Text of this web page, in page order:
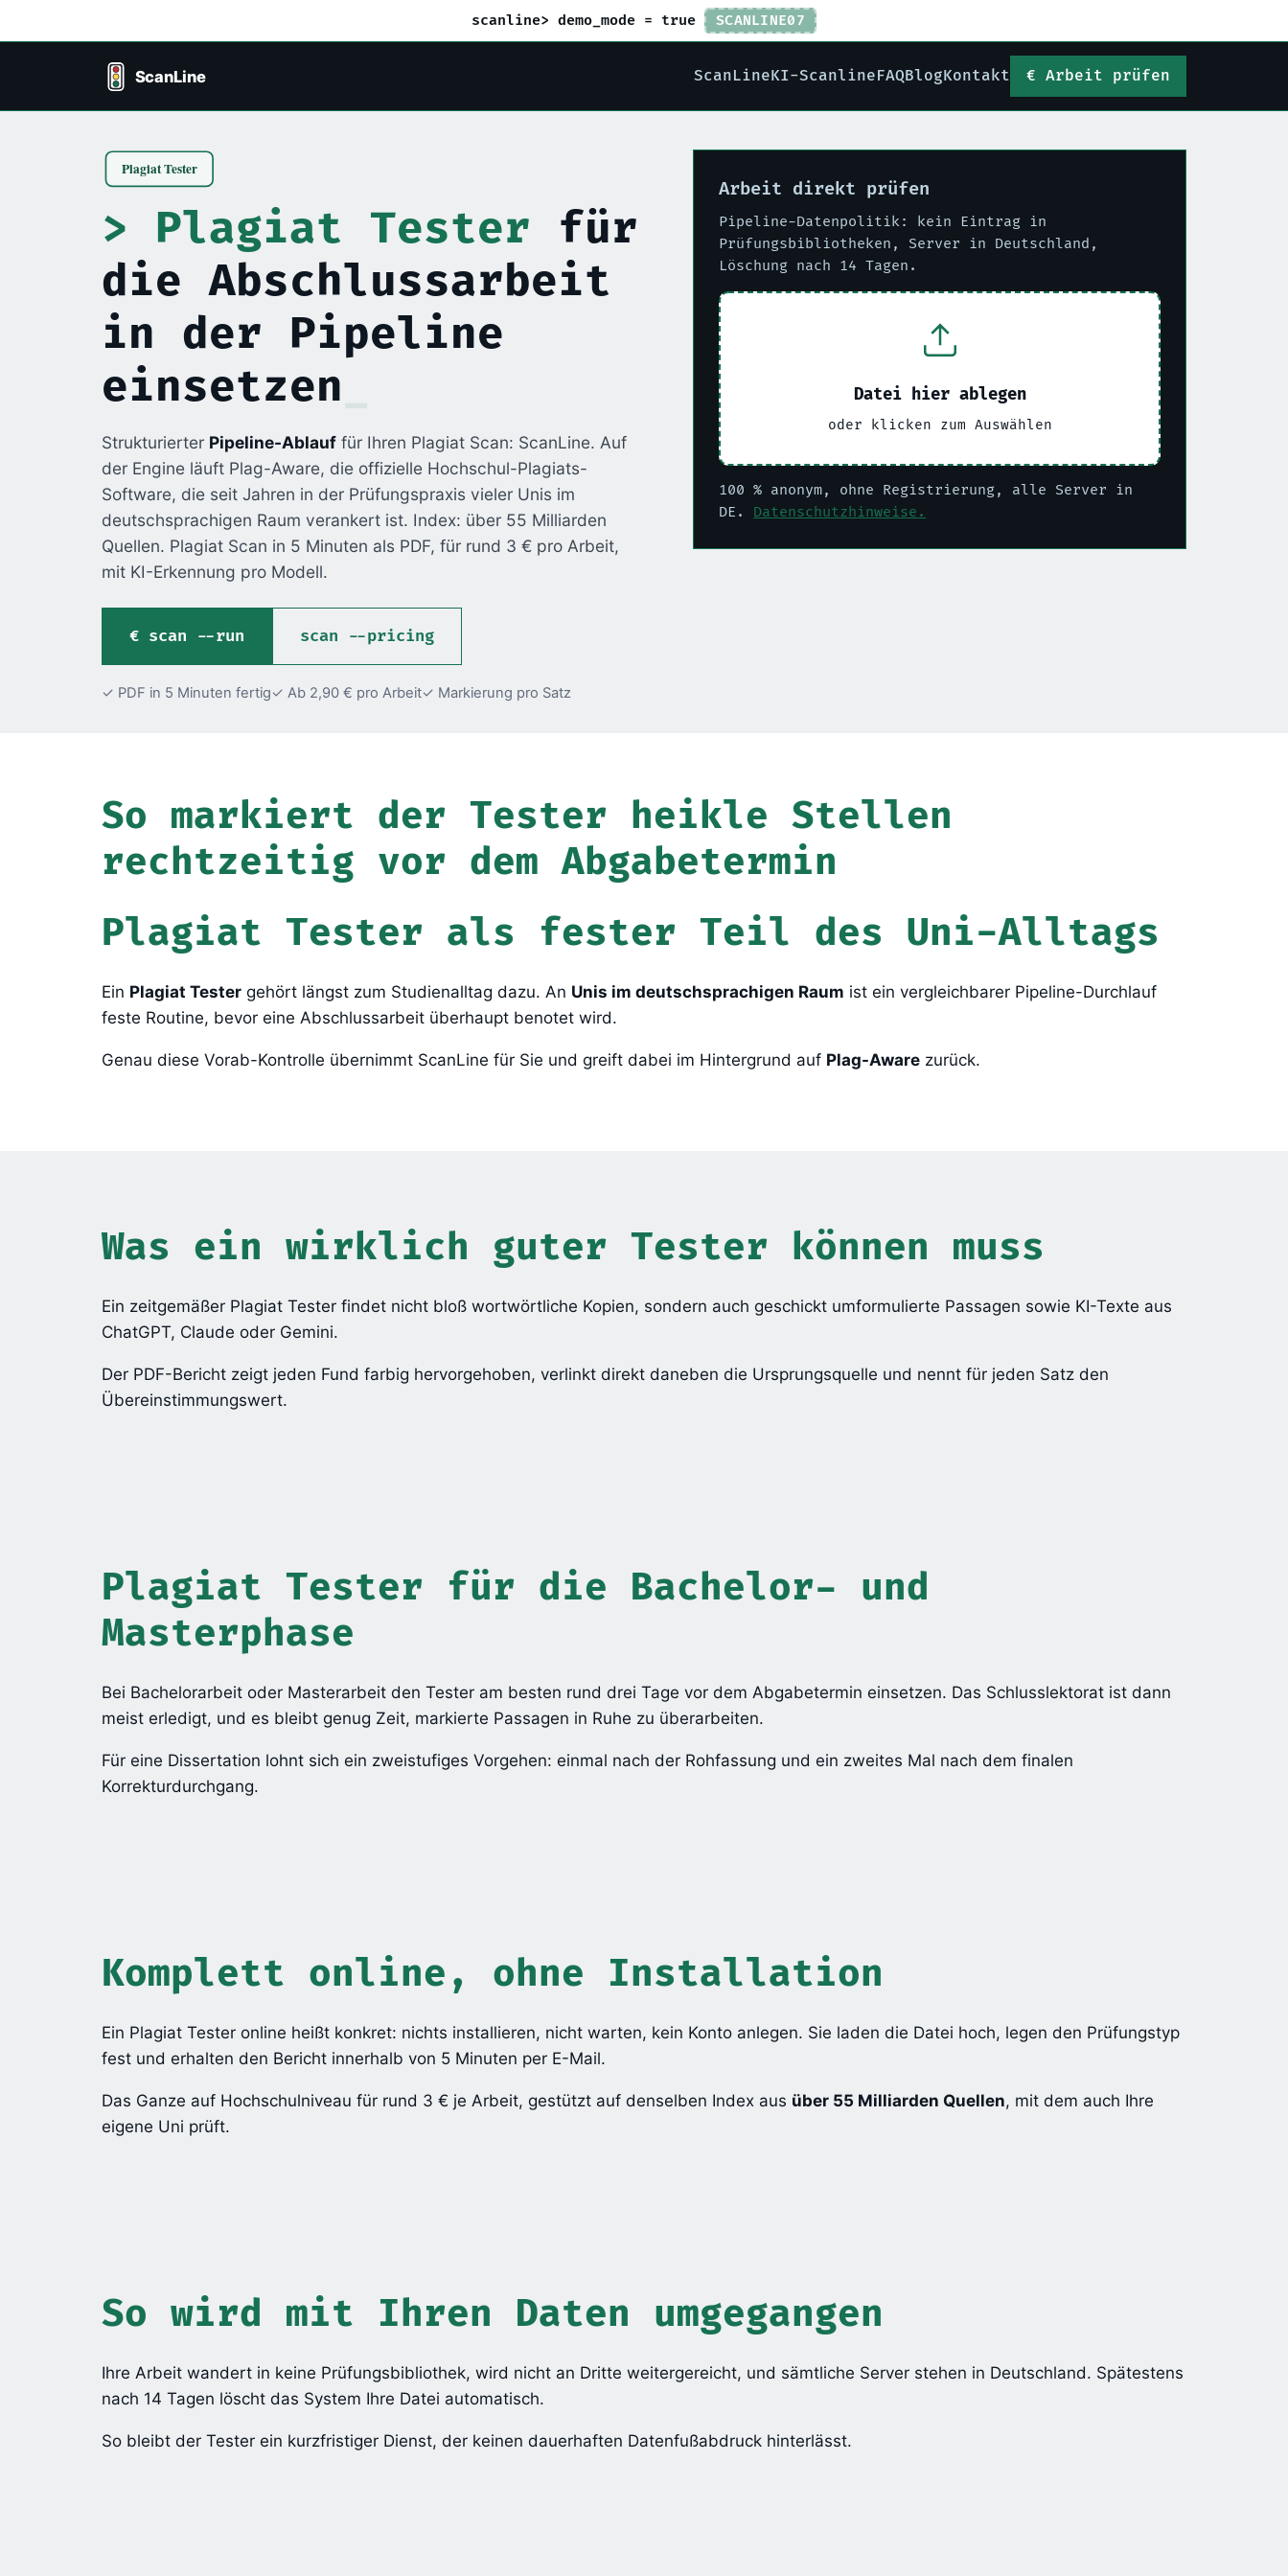
scanline> demo_mode = true SCANLINE07
ScanLineKI-ScanlineFAQBlogKontakt Arbeit prüfen
Plagiat Tester für
die Abschlussarbeit
in der Pipeline
einsetzen
Strukturierter Pipeline-Ablauf für Ihren Plagiat Scan: ScanLine. Auf
der Engine läuft Plag-Aware, die offizielle Hochschul-Plagiats-
Software, die seit Jahren in der Prüfungspraxis vieler Unis im
deutschsprachigen Raum verankert ist. Index: über 55 Milliarden
Quellen. Plagiat Scan in 5 Minuten als PDF, für rund 3 € pro Arbeit,
mit KI-Erkennung pro Modell.
scan --run scan --pricing
✓ PDF in 5 Minuten fertig✓ Ab 2,90 € pro Arbeit✓ Markierung pro Satz
Arbeit direkt prüfen
Pipeline-Datenpolitik: kein Eintrag in
Prüfungsbibliotheken, Server in Deutschland,
Löschung nach 14 Tagen.
Datei hier ablegen
oder klicken zum Auswählen
100 % anonym, ohne Registrierung, alle Server in
DE. Datenschutzhinweise.
So markiert der Tester heikle Stellen
rechtzeitig vor dem Abgabetermin
Plagiat Tester als fester Teil des Uni-Alltags
Ein Plagiat Tester gehört längst zum Studienalltag dazu. An Unis im deutschsprachigen Raum ist ein vergleichbarer Pipeline-Durchlauf
feste Routine, bevor eine Abschlussarbeit überhaupt benotet wird.
Genau diese Vorab-Kontrolle übernimmt ScanLine für Sie und greift dabei im Hintergrund auf Plag-Aware zurück.
Was ein wirklich guter Tester können muss
Ein zeitgemäßer Plagiat Tester findet nicht bloß wortwörtliche Kopien, sondern auch geschickt umformulierte Passagen sowie KI-Texte aus
ChatGPT, Claude oder Gemini.
Der PDF-Bericht zeigt jeden Fund farbig hervorgehoben, verlinkt direkt daneben die Ursprungsquelle und nennt für jeden Satz den
Übereinstimmungswert.
Plagiat Tester für die Bachelor- und
Masterphase
Bei Bachelorarbeit oder Masterarbeit den Tester am besten rund drei Tage vor dem Abgabetermin einsetzen. Das Schlusslektorat ist dann
meist erledigt, und es bleibt genug Zeit, markierte Passagen in Ruhe zu überarbeiten.
Für eine Dissertation lohnt sich ein zweistufiges Vorgehen: einmal nach der Rohfassung und ein zweites Mal nach dem finalen
Korrekturdurchgang.
Komplett online, ohne Installation
Ein Plagiat Tester online heißt konkret: nichts installieren, nicht warten, kein Konto anlegen. Sie laden die Datei hoch, legen den Prüfungstyp
fest und erhalten den Bericht innerhalb von 5 Minuten per E-Mail.
Das Ganze auf Hochschulniveau für rund 3 € je Arbeit, gestützt auf denselben Index aus über 55 Milliarden Quellen, mit dem auch Ihre
eigene Uni prüft.
So wird mit Ihren Daten umgegangen
Ihre Arbeit wandert in keine Prüfungsbibliothek, wird nicht an Dritte weitergereicht, und sämtliche Server stehen in Deutschland. Spätestens
nach 14 Tagen löscht das System Ihre Datei automatisch.
So bleibt der Tester ein kurzfristiger Dienst, der keinen dauerhaften Datenfußabdruck hinterlässt.